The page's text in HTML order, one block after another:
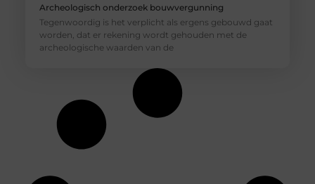
Archeologisch onderzoek bouwvergunning
Tegenwoordig is het verplicht als ergens gebouwd gaat
worden, dat er rekening wordt gehouden met de
archeologische waarden van de